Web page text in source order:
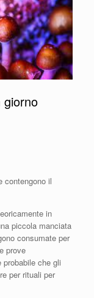
giorno
contengono il
in
piccola manciata
consumate per
prove
probabile che gli
per rituali per